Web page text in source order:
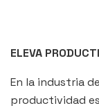
ELEVA
En la industria
productividad